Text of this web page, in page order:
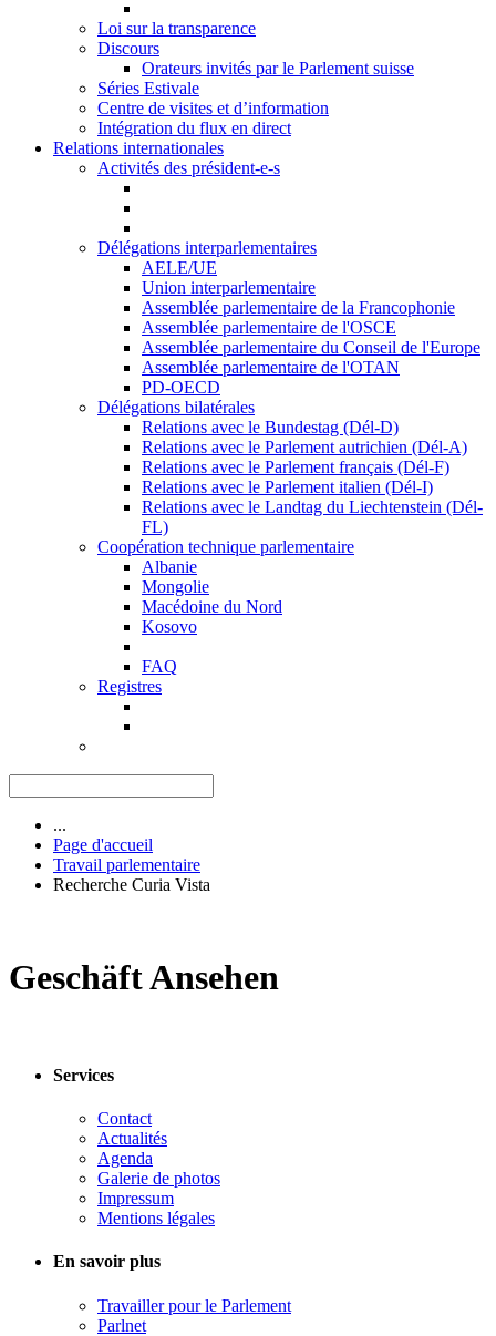
Loi sur la transparence
Discours
Orateurs invités par le Parlement suisse
Séries Estivale
Centre de visites et d’information
Intégration du flux en direct
Relations internationales
Activités des président-e-s
Délégations interparlementaires
AELE/UE
Union interparlementaire
Assemblée parlementaire de la Francophonie
Assemblée parlementaire de l'OSCE
Assemblée parlementaire du Conseil de l'Europe
Assemblée parlementaire de l'OTAN
PD-OECD
Délégations bilatérales
Relations avec le Bundestag (Dél-D)
Relations avec le Parlement autrichien (Dél-A)
Relations avec le Parlement français (Dél-F)
Relations avec le Parlement italien (Dél-I)
Relations avec le Landtag du Liechtenstein (Dél-
FL)
Coopération technique parlementaire
Albanie
Mongolie
Macédoine du Nord
Kosovo
FAQ
Registres
...
Page d'accueil
Travail parlementaire
Recherche Curia Vista
Geschäft Ansehen
Services
Contact
Actualités
Agenda
Galerie de photos
Impressum
Mentions légales
En savoir plus
Travailler pour le Parlement
Parlnet